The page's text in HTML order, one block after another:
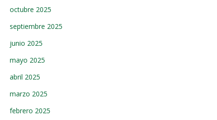
octubre 2025
septiembre 2025
junio 2025
mayo 2025
abril 2025
marzo 2025
febrero 2025